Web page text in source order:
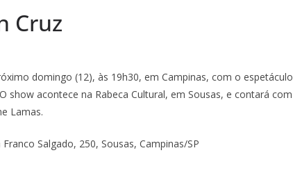
Cruz
domingo (12), às 19h30, em Campinas, com o espetáculo
show acontece na Rabeca Cultural, em Sousas, e contará com
Lamas.
Salgado, 250, Sousas, Campinas/SP